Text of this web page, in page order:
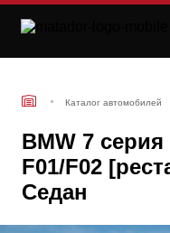
Каталог автомобилей
BMW 7
F01/F02
Седан